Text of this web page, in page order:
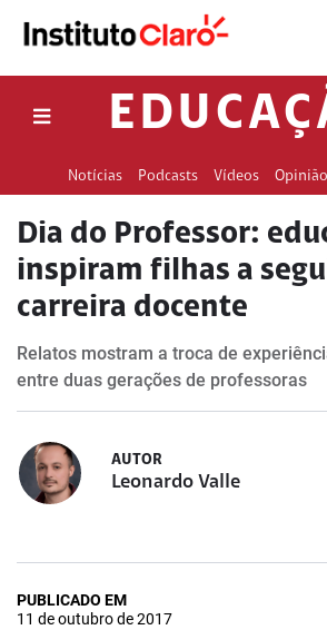
Notícias Podcasts Vídeos Opinião
Dia do Professor:
inspiram filhas a
carreira docente
Relatos mostram a troca de
entre duas gerações de professoras
AUTOR
Leonardo Valle
PUBLICADO EM
11 de outubro de 2017